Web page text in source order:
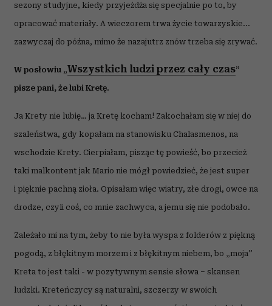
sezony studyjne, kiedy przyjeżdża się specjalnie po to, by
opracować materiały. A wieczorem trwa życie towarzyskie...
zazwyczaj do późna, mimo że nazajutrz znów trzeba się zrywać.
W posłowiu „Wszystkich ludzi przez cały czas”
pisze pani, że lubi Kretę.
Ja Krety nie lubię… ja Kretę kocham! Zakochałam się w niej do
szaleństwa, gdy kopałam na stanowisku Chalasmenos, na
wschodzie Krety. Cierpiałam, pisząc tę powieść, bo przecież
taki malkontent jak Mario nie mógł powiedzieć, że jest super
i pięknie pachną zioła. Opisałam więc wiatry, złe drogi, owce na
drodze, czyli coś, co mnie zachwyca, a jemu się nie podobało.
Zależało mi na tym, żeby to nie była wyspa z folderów z piękną
pogodą, z błękitnym morzem i z błękitnym niebem, bo „moja”
Kreta to jest taki - w pozytywnym sensie słowa – skansen
ludzki. Kreteńczycy są naturalni, szczerzy w swoich